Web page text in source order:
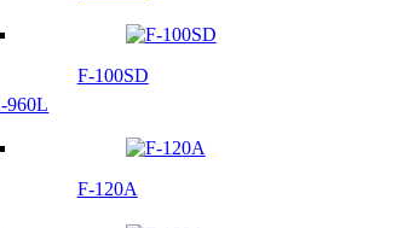
F-100SD
960L
F-120A